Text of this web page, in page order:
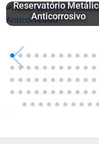
Reservatório
Anticorrosivo